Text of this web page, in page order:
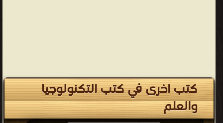
كتب اخرى في كتب التكنولوجيا
والعلم